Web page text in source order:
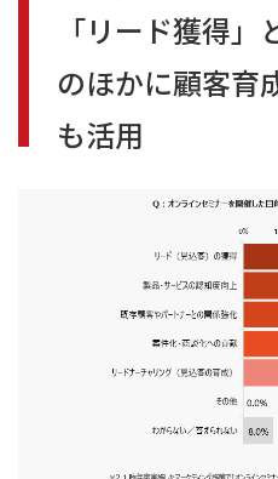
「リード獲得」
のほかに顧客育
も活用